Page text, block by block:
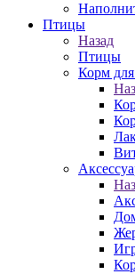
Птицы
Назад
Птицы
Корм